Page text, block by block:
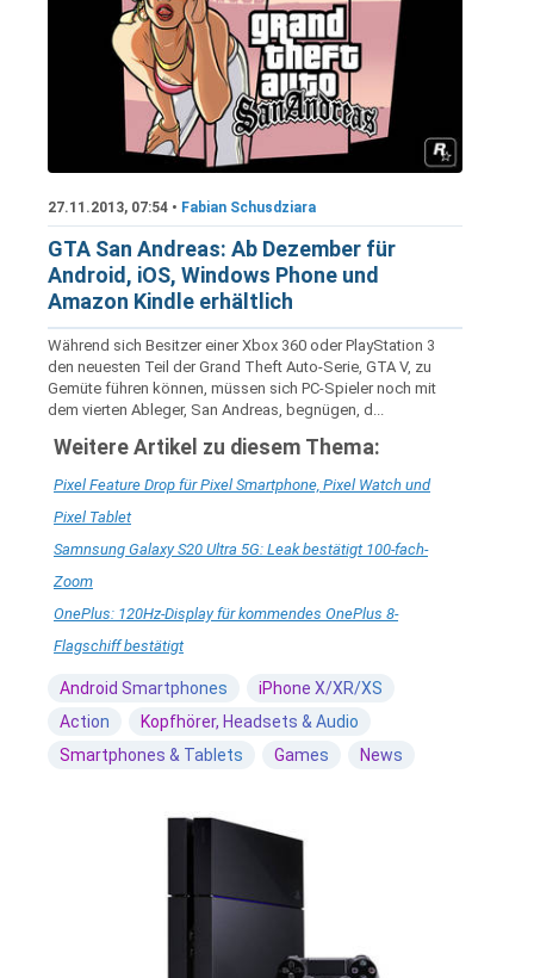
27.11.2013, 07:54 • Fabian Schusdziara
GTA San Andreas: Ab Dezember für
Android, iOS, Windows Phone und
Amazon Kindle erhältlich
Während sich Besitzer einer Xbox 360 oder PlayStation 3
den neuesten Teil der Grand Theft Auto-Serie, GTA V, zu
Gemüte führen können, müssen sich PC-Spieler noch mit
dem vierten Ableger, San Andreas, begnügen, d...
Weitere Artikel zu diesem Thema:
Pixel Feature Drop für Pixel Smartphone, Pixel Watch und
Pixel Tablet
Samnsung Galaxy S20 Ultra 5G: Leak bestätigt 100-fach-
Zoom
OnePlus: 120Hz-Display für kommendes OnePlus 8-
Flagschiff bestätigt
Android Smartphones
iPhone X/XR/XS
Action
Kopfhörer, Headsets & Audio
Smartphones & Tablets
Games News